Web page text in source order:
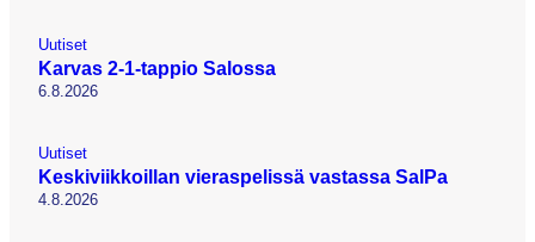
Uutiset
Karvas 2-1-tappio Salossa
6.8.2026
Uutiset
Keskiviikkoillan vieraspelissä vastassa SalPa
4.8.2026